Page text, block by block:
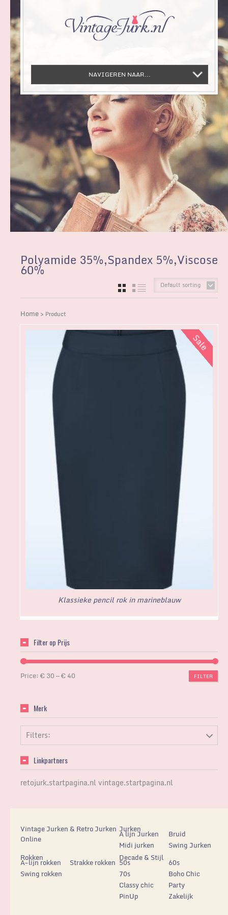
NAVIGEREN NAAR...
Polyamide 35%,Spandex 5%,Viscose
60%
Default sorting
GRID LIST
Home > Product
Klassieke pencil rok in marineblauw
Filter op Prijs
FILTER
Price:€ 30—€ 40
Merk
Filters:
Linkpartners
retojurk.startpagina.nl vintage.startpagina.nl
Vintage Jurken & Retro Jurken
Online
Jurken
A lijn Jurken
Bruid
Midi jurken
Swing Jurken
Rokken
A-lijn rokken
Strakke rokken
Swing rokken
Decade & Stijl
50s
60s
70s
Boho Chic
Classy chic
Party
PinUp
Zakelijk